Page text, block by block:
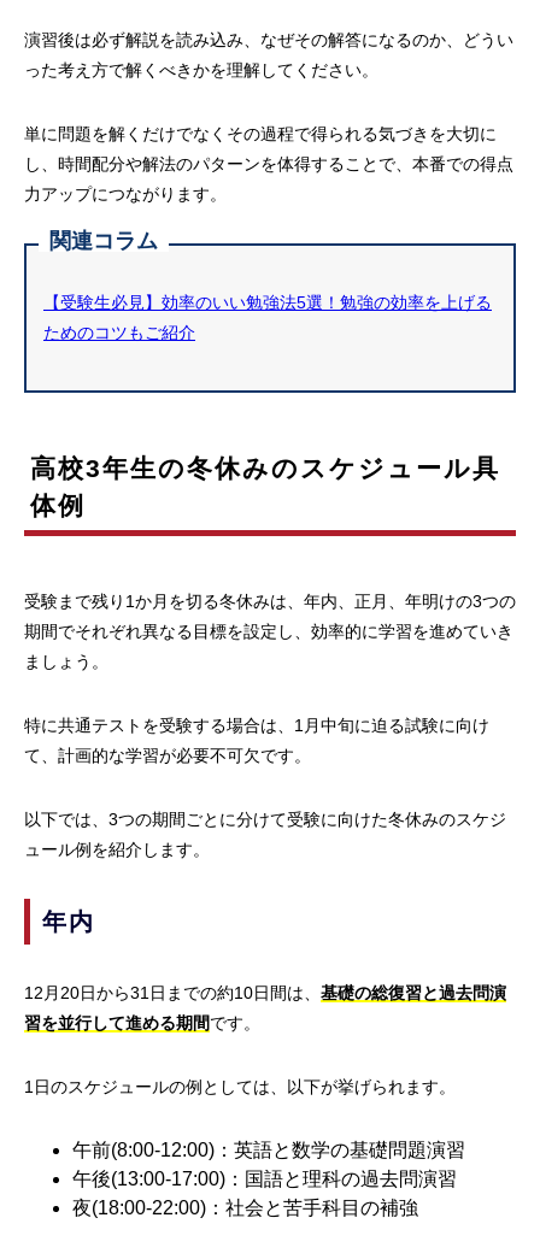
演習後は必ず解説を読み込み、なぜその解答になるのか、どうい
った考え方で解くべきかを理解してください。
単に問題を解くだけでなくその過程で得られる気づきを大切に
し、時間配分や解法のパターンを体得することで、本番での得点
力アップにつながります。
関連コラム
【受験生必見】効率のいい勉強法5選！勉強の効率を上げる
ためのコツもご紹介
高校3年生の冬休みのスケジュール具
体例
受験まで残り1か月を切る冬休みは、年内、正月、年明けの3つの
期間でそれぞれ異なる目標を設定し、効率的に学習を進めていき
ましょう。
特に共通テストを受験する場合は、1月中旬に迫る試験に向け
て、計画的な学習が必要不可欠です。
以下では、3つの期間ごとに分けて受験に向けた冬休みのスケジ
ュール例を紹介します。
年内
12月20日から31日までの約10日間は、 基礎の総復習と過去問演
習を並行して進める期間です。
1日のスケジュールの例としては、以下が挙げられます。
午前(8:00-12:00)：英語と数学の基礎問題演習
午後(13:00-17:00)：国語と理科の過去問演習
夜(18:00-22:00)：社会と苦手科目の補強